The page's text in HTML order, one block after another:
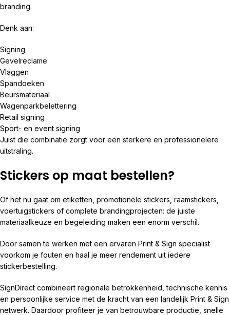
branding.
Denk aan:
Signing
Gevelreclame
Vlaggen
Spandoeken
Beursmateriaal
Wagenparkbelettering
Retail signing
Sport- en event signing
Juist die combinatie zorgt voor een sterkere en professionelere
uitstraling.
Stickers op maat bestellen?
Of het nu gaat om etiketten, promotionele stickers, raamstickers,
voertuigstickers of complete brandingprojecten: de juiste
materiaalkeuze en begeleiding maken een enorm verschil.
Door samen te werken met een ervaren Print & Sign specialist
voorkom je fouten en haal je meer rendement uit iedere
stickerbestelling.
SignDirect combineert regionale betrokkenheid, technische kennis
en persoonlijke service met de kracht van een landelijk Print & Sign
netwerk. Daardoor profiteer je van betrouwbare productie, snelle